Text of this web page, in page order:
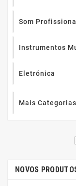
Som Profissional
Instrumentos
Eletrónica
Mais Categorias
NOVOS